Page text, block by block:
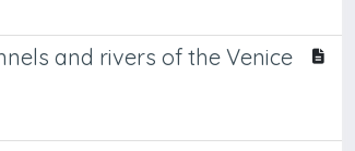
and rivers of the Venice